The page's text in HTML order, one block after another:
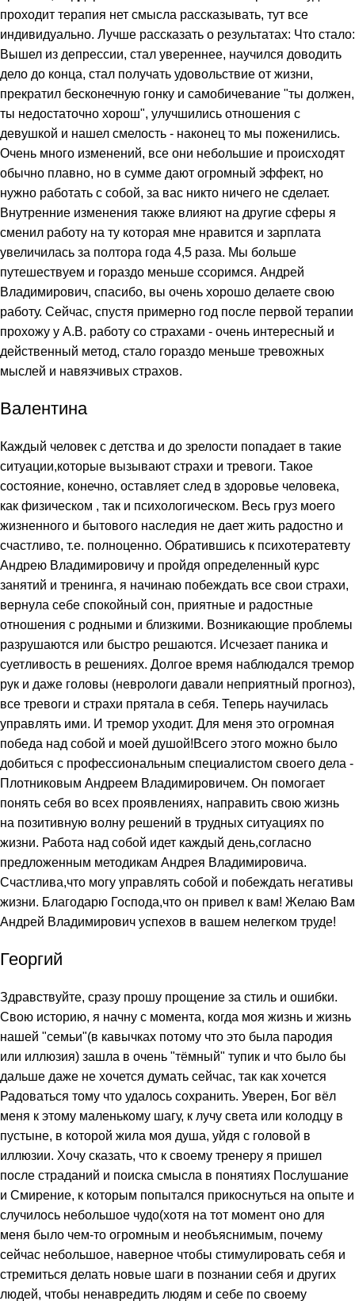
проходит терапия нет смысла рассказывать, тут все
индивидуально. Лучше рассказать о результатах: Что стало:
Вышел из депрессии, стал увереннее, научился доводить
дело до конца, стал получать удовольствие от жизни,
прекратил бесконечную гонку и самобичевание "ты должен,
ты недостаточно хорош", улучшились отношения с
девушкой и нашел смелость - наконец то мы поженились.
Очень много изменений, все они небольшие и происходят
обычно плавно, но в сумме дают огромный эффект, но
нужно работать с собой, за вас никто ничего не сделает.
Внутренние изменения также влияют на другие сферы я
сменил работу на ту которая мне нравится и зарплата
увеличилась за полтора года 4,5 раза. Мы больше
путешествуем и гораздо меньше ссоримся. Андрей
Владимирович, спасибо, вы очень хорошо делаете свою
работу. Сейчас, спустя примерно год после первой терапии
прохожу у А.В. работу со страхами - очень интересный и
действенный метод, стало гораздо меньше тревожных
мыслей и навязчивых страхов.
Валентина
Каждый человек с детства и до зрелости попадает в такие
ситуации,которые вызывают страхи и тревоги. Такое
состояние, конечно, оставляет след в здоровье человека,
как физическом , так и психологическом. Весь груз моего
жизненного и бытового наследия не дает жить радостно и
счастливо, т.е. полноценно. Обратившись к психотератевту
Андрею Владимировичу и пройдя определенный курс
занятий и тренинга, я начинаю побеждать все свои страхи,
вернула себе спокойный сон, приятные и радостные
отношения с родными и близкими. Возникающие проблемы
разрушаются или быстро решаются. Исчезает паника и
суетливость в решениях. Долгое время наблюдался тремор
рук и даже головы (неврологи давали неприятный прогноз),
все тревоги и страхи прятала в себя. Теперь научилась
управлять ими. И тремор уходит. Для меня это огромная
победа над собой и моей душой!Всего этого можно было
добиться с профессиональным специалистом своего дела -
Плотниковым Андреем Владимировичем. Он помогает
понять себя во всех проявлениях, направить свою жизнь
на позитивную волну решений в трудных ситуациях по
жизни. Работа над собой идет каждый день,согласно
предложенным методикам Андрея Владимировича.
Счастлива,что могу управлять собой и побеждать негативы
жизни. Благодарю Господа,что он привел к вам! Желаю Вам
Андрей Владимирович успехов в вашем нелегком труде!
Георгий
Здравствуйте, сразу прошу прощение за стиль и ошибки.
Свою историю, я начну с момента, когда моя жизнь и жизнь
нашей "семьи"(в кавычках потому что это была пародия
или иллюзия) зашла в очень "тёмный" тупик и что было бы
дальше даже не хочется думать сейчас, так как хочется
Радоваться тому что удалось сохранить. Уверен, Бог вёл
меня к этому маленькому шагу, к лучу света или колодцу в
пустыне, в которой жила моя душа, уйдя с головой в
иллюзии. Хочу сказать, что к своему тренеру я пришел
после страданий и поиска смысла в понятиях Послушание
и Смирение, к которым попытался прикоснуться на опыте и
случилось небольшое чудо(хотя на тот момент оно для
меня было чем-то огромным и необъяснимым, почему
сейчас небольшое, наверное чтобы стимулировать себя и
стремиться делать новые шаги в познании себя и других
людей, чтобы ненавредить людям и себе по своему